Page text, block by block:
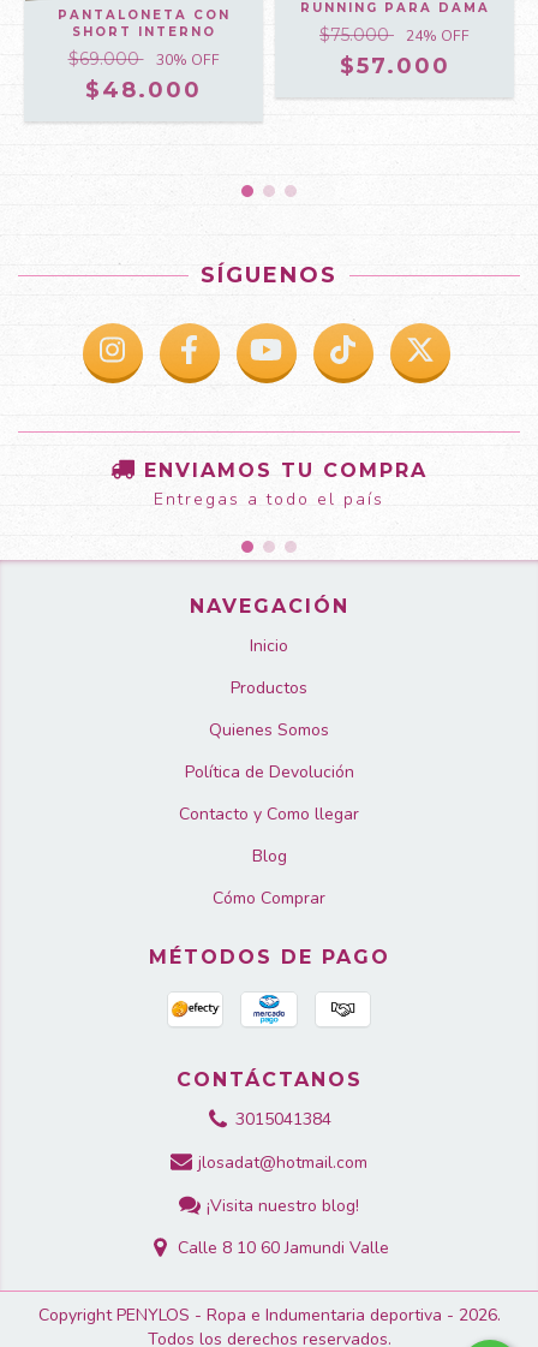
PANTALONETA CON
SHORT INTERNO
$69.000 30% OFF
$48.000
RUNNING PARA DAMA
$75.000 24% OFF
$57.000
SÍGUENOS
ENVIAMOS TU COMPRA
Entregas a todo el país
NAVEGACIÓN
Inicio
Productos
Quienes Somos
Política de Devolución
Contacto y Como llegar
Blog
Cómo Comprar
MÉTODOS DE PAGO
CONTÁCTANOS
3015041384
jlosadat@hotmail.com
¡Visita nuestro blog!
Calle 8 10 60 Jamundi Valle
Copyright PENYLOS - Ropa e Indumentaria deportiva - 2026.
Todos los derechos reservados.